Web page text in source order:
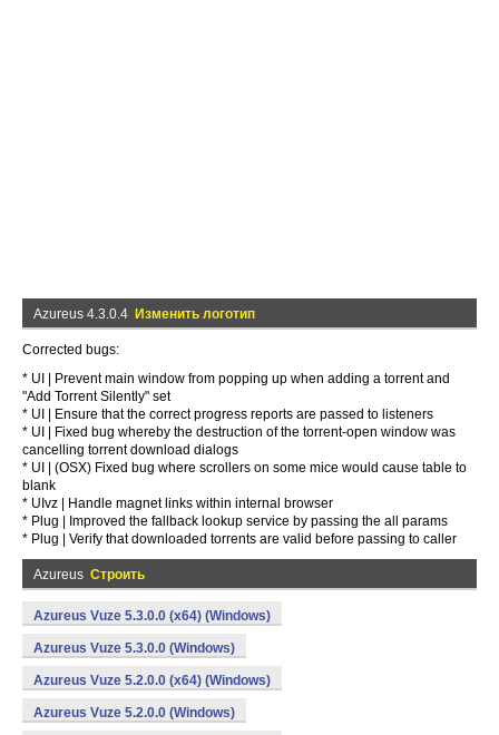
Azureus 4.3.0.4 Изменить логотип
Corrected bugs:
* UI | Prevent main window from popping up when adding a torrent and
"Add Torrent Silently" set
* UI | Ensure that the correct progress reports are passed to listeners
* UI | Fixed bug whereby the destruction of the torrent-open window was
cancelling torrent download dialogs
* UI | (OSX) Fixed bug where scrollers on some mice would cause table to
blank
* UIvz | Handle magnet links within internal browser
* Plug | Improved the fallback lookup service by passing the all params
* Plug | Verify that downloaded torrents are valid before passing to caller
Azureus Строить
Azureus Vuze 5.3.0.0 (x64) (Windows)
Azureus Vuze 5.3.0.0 (Windows)
Azureus Vuze 5.2.0.0 (x64) (Windows)
Azureus Vuze 5.2.0.0 (Windows)